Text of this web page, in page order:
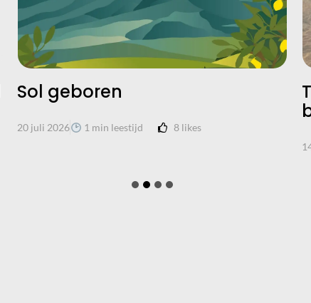
Sol geboren
20 juli 2026 1 min leestijd 8likes